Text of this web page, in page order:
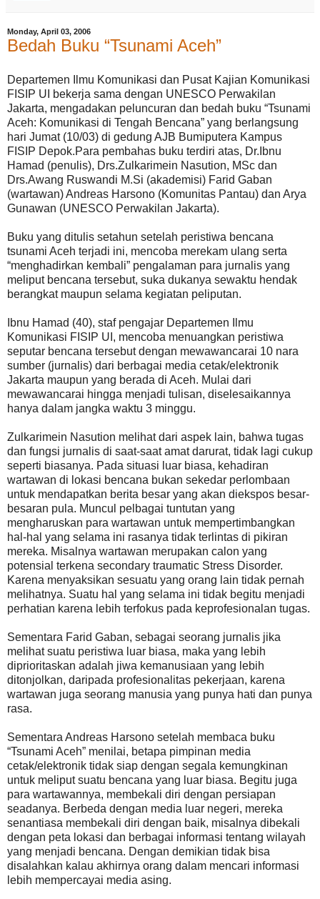
Monday, April 03, 2006
Bedah Buku “Tsunami Aceh”
Departemen Ilmu Komunikasi dan Pusat Kajian Komunikasi
FISIP UI bekerja sama dengan UNESCO Perwakilan
Jakarta, mengadakan peluncuran dan bedah buku “Tsunami
Aceh: Komunikasi di Tengah Bencana” yang berlangsung
hari Jumat (10/03) di gedung AJB Bumiputera Kampus
FISIP Depok.Para pembahas buku terdiri atas, Dr.Ibnu
Hamad (penulis), Drs.Zulkarimein Nasution, MSc dan
Drs.Awang Ruswandi M.Si (akademisi) Farid Gaban
(wartawan) Andreas Harsono (Komunitas Pantau) dan Arya
Gunawan (UNESCO Perwakilan Jakarta).
Buku yang ditulis setahun setelah peristiwa bencana
tsunami Aceh terjadi ini, mencoba merekam ulang serta
“menghadirkan kembali” pengalaman para jurnalis yang
meliput bencana tersebut, suka dukanya sewaktu hendak
berangkat maupun selama kegiatan peliputan.
Ibnu Hamad (40), staf pengajar Departemen Ilmu
Komunikasi FISIP UI, mencoba menuangkan peristiwa
seputar bencana tersebut dengan mewawancarai 10 nara
sumber (jurnalis) dari berbagai media cetak/elektronik
Jakarta maupun yang berada di Aceh. Mulai dari
mewawancarai hingga menjadi tulisan, diselesaikannya
hanya dalam jangka waktu 3 minggu.
Zulkarimein Nasution melihat dari aspek lain, bahwa tugas
dan fungsi jurnalis di saat-saat amat darurat, tidak lagi cukup
seperti biasanya. Pada situasi luar biasa, kehadiran
wartawan di lokasi bencana bukan sekedar perlombaan
untuk mendapatkan berita besar yang akan diekspos besar-
besaran pula. Muncul pelbagai tuntutan yang
mengharuskan para wartawan untuk mempertimbangkan
hal-hal yang selama ini rasanya tidak terlintas di pikiran
mereka. Misalnya wartawan merupakan calon yang
potensial terkena secondary traumatic Stress Disorder.
Karena menyaksikan sesuatu yang orang lain tidak pernah
melihatnya. Suatu hal yang selama ini tidak begitu menjadi
perhatian karena lebih terfokus pada keprofesionalan tugas.
Sementara Farid Gaban, sebagai seorang jurnalis jika
melihat suatu peristiwa luar biasa, maka yang lebih
diprioritaskan adalah jiwa kemanusiaan yang lebih
ditonjolkan, daripada profesionalitas pekerjaan, karena
wartawan juga seorang manusia yang punya hati dan punya
rasa.
Sementara Andreas Harsono setelah membaca buku
“Tsunami Aceh” menilai, betapa pimpinan media
cetak/elektronik tidak siap dengan segala kemungkinan
untuk meliput suatu bencana yang luar biasa. Begitu juga
para wartawannya, membekali diri dengan persiapan
seadanya. Berbeda dengan media luar negeri, mereka
senantiasa membekali diri dengan baik, misalnya dibekali
dengan peta lokasi dan berbagai informasi tentang wilayah
yang menjadi bencana. Dengan demikian tidak bisa
disalahkan kalau akhirnya orang dalam mencari informasi
lebih mempercayai media asing.